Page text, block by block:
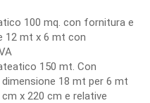
100 mq. con fornitura e
12 mt x 6 mt con
150 mt. Con
18 mt per 6 mt
x 220 cm e relative